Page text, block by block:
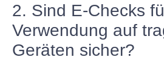
2. Sind E-Checks
Verwendung auf
Geräten sicher?